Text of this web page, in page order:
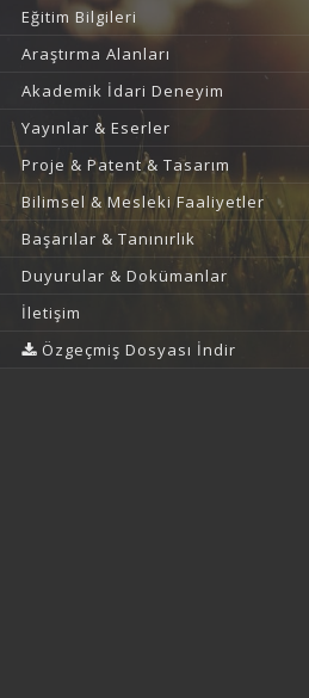
Eğitim Bilgileri
Araştırma Alanları
Akademik İdari Deneyim
Yayınlar & Eserler
Proje & Patent & Tasarım
Bilimsel & Mesleki Faaliyetler
Başarılar & Tanınırlık
Duyurular & Dokümanlar
İletişim
Özgeçmiş Dosyası İndir